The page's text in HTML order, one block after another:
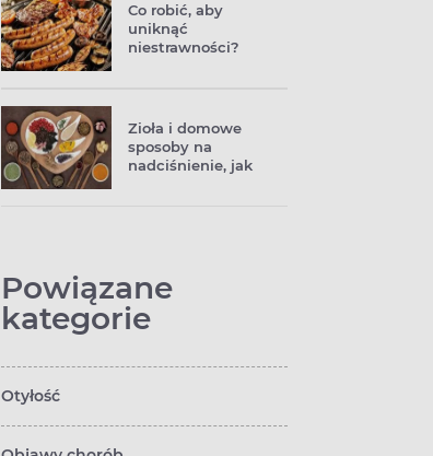
Co robić, aby
uniknąć
niestrawności?
Zioła i domowe
sposoby na
nadciśnienie, jak
Powiązane
kategorie
Otyłość